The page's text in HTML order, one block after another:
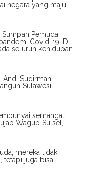
negara yang maju,”
Pemuda
Covid-19. Di
seluruh kehidupan
Andi Sudirman
Sulawesi
semangat
Wagub Sulsel,
mereka tidak
tetapi juga bisa